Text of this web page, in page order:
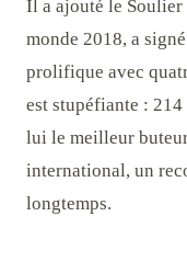
Il a ajouté le Soulier
monde 2018, a
prolifique avec
est stupéfiante :
lui le meilleur
international, un
longtemps.